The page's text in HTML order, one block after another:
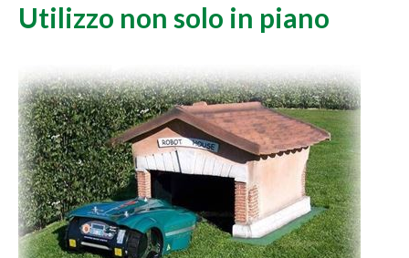
Utilizzo non solo in piano